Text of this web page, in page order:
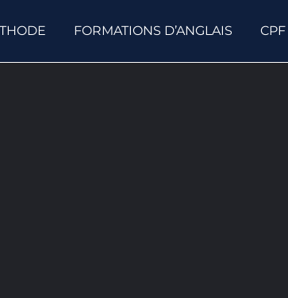
FORMATIONS D’ANGLAIS CPF